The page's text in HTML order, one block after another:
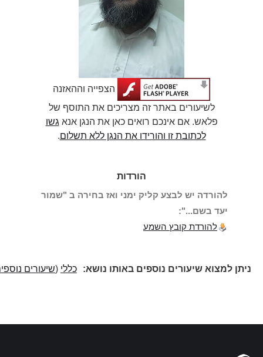
הצפייה וההאזנה
לשיעורים באתר זה מצריכים את התוסף של
פלאש. אם אינכם רואים כאן את הנגן אנאגשו
לכתובת זו והורידו את הנגן ללא תשלום.
הורדות
להורדה יש לבצע קליק ימני ואז בחירה ב "שמור
יעד בשם...":
להורדת קובץ השמע
ניתן למצוא שיעורים נוספים באותו נושא: כללי(שיעורים נוספים)